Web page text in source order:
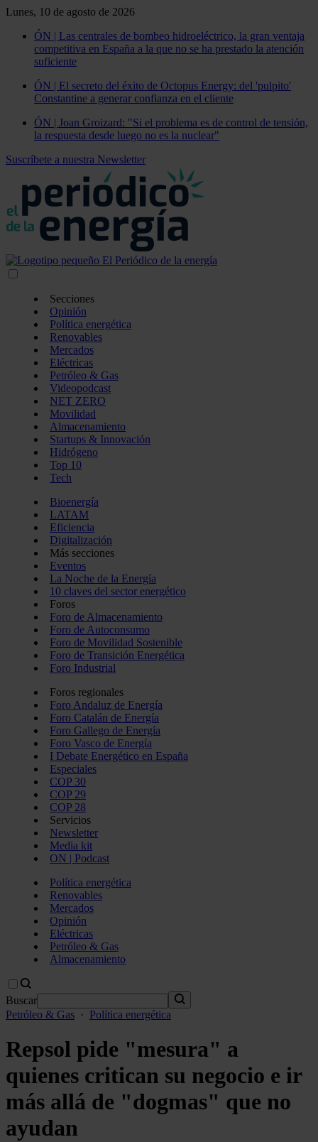
Lunes, 10 de agosto de 2026
ÓN | Las centrales de bombeo hidroeléctrico, la gran ventaja
competitiva en España a la que no se ha prestado la atención
suficiente
ÓN | El secreto del éxito de Octopus Energy: del 'pulpito'
Constantine a generar confianza en el cliente
ÓN | Joan Groizard: "Si el problema es de control de tensión,
la respuesta desde luego no es la nuclear"
Suscríbete a nuestra Newsletter
Secciones
Opinión
Política energética
Renovables
Mercados
Eléctricas
Petróleo & Gas
Videopodcast
NET ZERO
Movilidad
Almacenamiento
Startups & Innovación
Hidrógeno
Top 10
Tech
Bioenergía
LATAM
Eficiencia
Digitalización
Más secciones
Eventos
La Noche de la Energía
10 claves del sector energético
Foros
Foro de Almacenamiento
Foro de Autoconsumo
Foro de Movilidad Sostenible
Foro de Transición Energética
Foro Industrial
Foros regionales
Foro Andaluz de Energía
Foro Catalán de Energía
Foro Gallego de Energía
Foro Vasco de Energía
I Debate Energético en España
Especiales
COP 30
COP 29
COP 28
Servicios
Newsletter
Media kit
ON | Podcast
Política energética
Renovables
Mercados
Opinión
Eléctricas
Petróleo & Gas
Almacenamiento
Buscar
Petróleo & Gas · Política energética
Repsol pide "mesura" a
quienes critican su negocio e ir
más allá de "dogmas" que no
ayudan